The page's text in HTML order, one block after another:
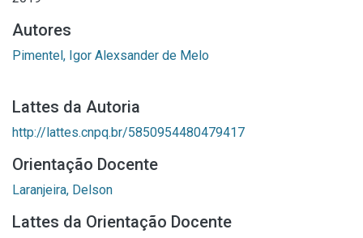
Autores
Pimentel, Igor Alexsander de Melo
Lattes da Autoria
http://lattes.cnpq.br/5850954480479417
Orientação Docente
Laranjeira, Delson
Lattes da Orientação Docente